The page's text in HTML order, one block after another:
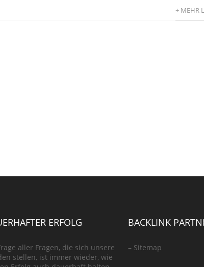
+ MEHR
ERFOLG
aller Fragen, die sich unsere
stellen, ist immer wieder, wie
BACKLINK
– Sitemap